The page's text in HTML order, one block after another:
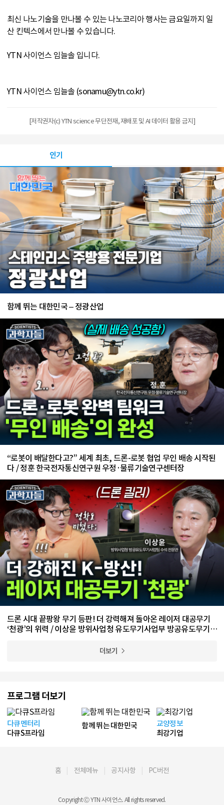
최신 나노기술을 만나볼 수 있는 나노코리아 행사는 금요일까지 일
산 킨텍스에서 만나볼 수 있습니다.
YTN 사이언스 임늘솔 입니다.
YTN 사이언스 임늘솔 (sonamu@ytn.co.kr)
[저작권자(c) YTN science 무단전재, 재배포 및 AI 데이터 활용 금지]
인기
함께 뛰는 대한민국 – 정광산업
“로봇이 배달한다고?” 세계 최초, 드론-로봇 협업 무인 배송 시작된
다 / 정훈 한국전자통신연구원 우정·물류기술연구센터장
드론 시대 끝팡왕 무기 등판! 더 강력해져 돌아온 레이저 대공무기
‘천광’의 위력 / 이상윤 방위사업청 유도무기사업부 방공유도무기사
더보기
프로그램 더보기
다큐멘터리
다큐S프라임
함께 뛰는 대한민국
교양정보
최강기업
홈 전체메뉴 공지사항 PC버전
Copyright Ⓒ YTN 사이언스. All rights reserved.